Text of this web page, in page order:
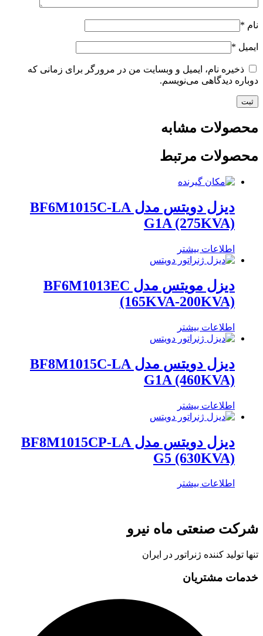
نام *
ایمیل *
ذخیره نام، ایمیل و وبسایت من در مرورگر برای زمانی که
دوباره دیدگاهی می‌نویسم.
محصولات مشابه
محصولات مرتبط
دیزل دویتس مدل BF6M1015C-LA
G1A (275KVA)
اطلاعات بیشتر
دیزل مویتس مدل BF6M1013EC
(165KVA-200KVA)
اطلاعات بیشتر
دیزل دویتس مدل BF8M1015C-LA
G1A (460KVA)
اطلاعات بیشتر
دیزل دویتس مدل BF8M1015CP-LA
G5 (630KVA)
اطلاعات بیشتر
شرکت صنعتی ماه نیرو
تنها تولید کننده ژنراتور در ایران
خدمات مشتریان